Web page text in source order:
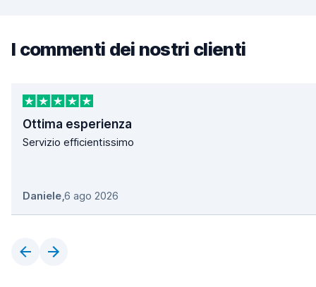
I commenti dei nostri clienti
Ottima esperienza
Servizio efficientissimo
Daniele,6 ago 2026